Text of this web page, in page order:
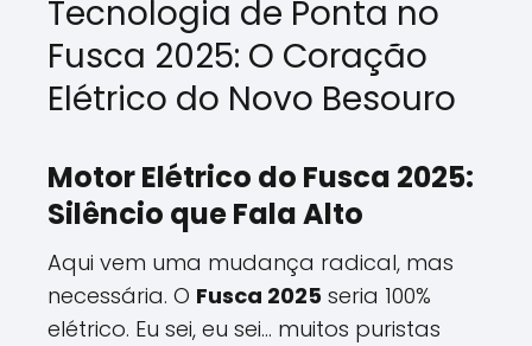
Tecnologia de Ponta no
Fusca 2025: O Coração
Elétrico do Novo Besouro
Motor Elétrico do Fusca 2025:
Silêncio que Fala Alto
Aqui vem uma mudança radical, mas
necessária. O Fusca 2025 seria 100%
elétrico. Eu sei, eu sei... muitos puristas